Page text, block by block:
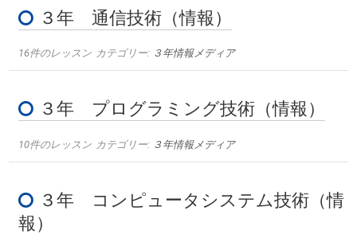
３年 通信技術（情報）
16件のレッスン カテゴリー: ３年情報メディア
３年 プログラミング技術（情報）
10件のレッスン カテゴリー: ３年情報メディア
３年 コンピュータシステム技術（情
報）